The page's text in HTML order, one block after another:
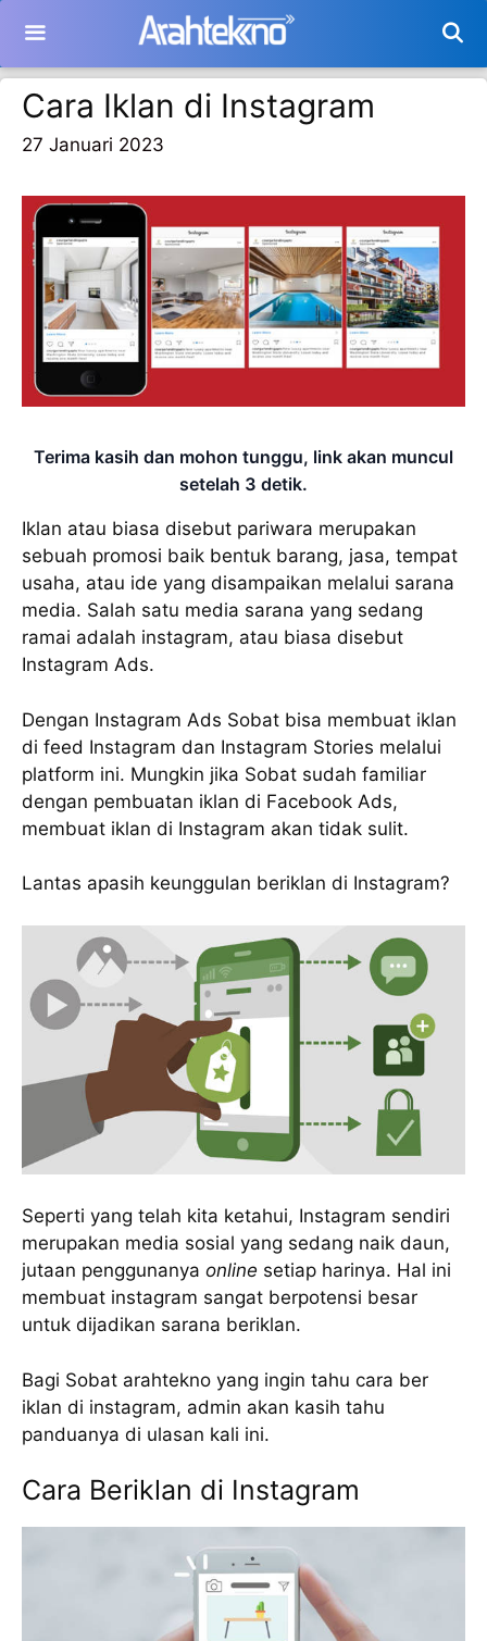
isi
Cara Iklan di Instagram
27 Januari 2023
Terima kasih dan mohon tunggu, link akan muncul
setelah 2 detik.
Iklan atau biasa disebut pariwara merupakan
sebuah promosi baik bentuk barang, jasa, tempat
usaha, atau ide yang disampaikan melalui sarana
media. Salah satu media sarana yang sedang
ramai adalah instagram, atau biasa disebut
Instagram Ads.
Dengan Instagram Ads Sobat bisa membuat iklan
di feed Instagram dan Instagram Stories melalui
platform ini. Mungkin jika Sobat sudah familiar
dengan pembuatan iklan di Facebook Ads,
membuat iklan di Instagram akan tidak sulit.
Lantas apasih keunggulan beriklan di Instagram?
Seperti yang telah kita ketahui, Instagram sendiri
merupakan media sosial yang sedang naik daun,
jutaan penggunanya online setiap harinya. Hal ini
membuat instagram sangat berpotensi besar
untuk dijadikan sarana beriklan.
Bagi Sobat arahtekno yang ingin tahu cara ber
iklan di instagram, admin akan kasih tahu
panduanya di ulasan kali ini.
Cara Beriklan di Instagram